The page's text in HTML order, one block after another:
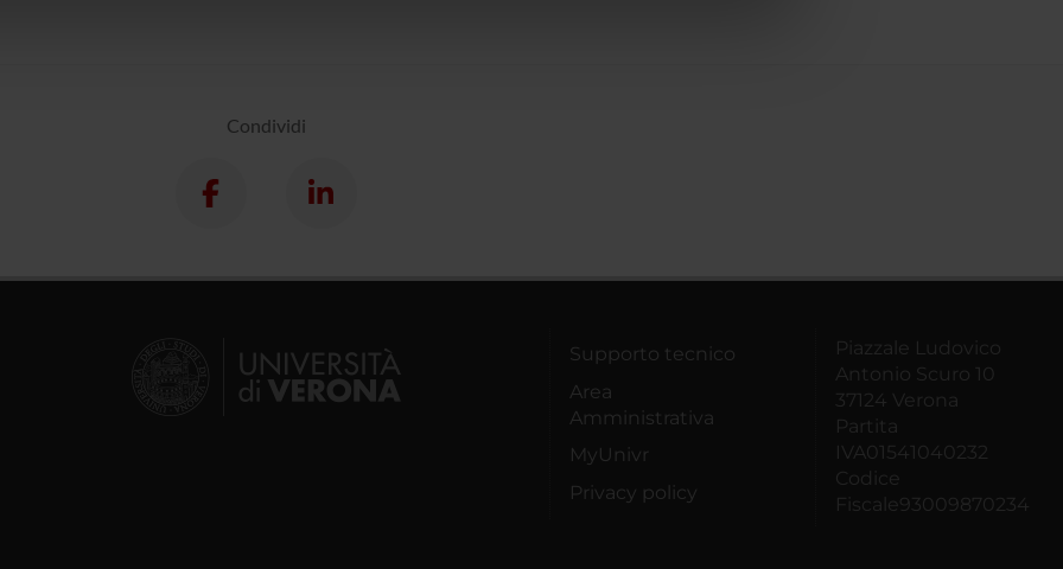
Condividi
Supporto tecnico
Area
Amministrativa
MyUnivr
Privacy policy
Piazzale Ludovico
Antonio Scuro 10
37124 Verona
Partita
IVA01541040232
Codice
Fiscale93009870234